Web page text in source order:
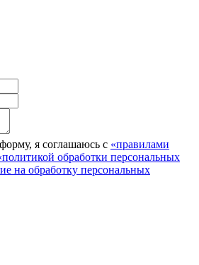
я соглашаюсь с «правилами
обработки персональных
на обработку персональных